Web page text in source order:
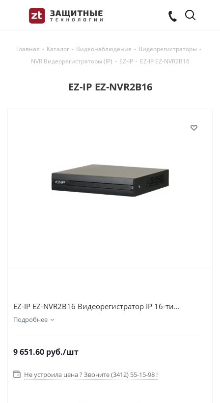
Главная - Каталог - Видеонаблюдение - Видеорегистраторы -
NVR Видеорегистраторы (IP) - EZ-IP - EZ-IP EZ-NVR2B16
EZ-IP EZ-NVR2B16
EZ-IP EZ-NVR2B16 Видеорегистратор IP 16-ти...
Подробнее
9 651.60 руб./шт
Не устроила цена ? Звоните (3412) 55-15-98 !